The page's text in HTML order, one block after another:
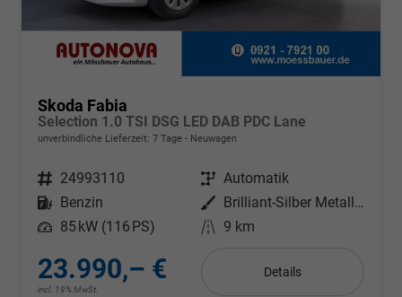
Skoda Fabia
Selection 1.0 TSI DSG LED DAB PDC Lane
unverbindliche Lieferzeit: 7 Tage Neuwagen
Fahrzeugnr. 24993110 Getriebe Automatik
Kraftstoff
Benzin Außenfarbe
Brilliant-Silber Metallic
Leistung 85 kW (116 PS) Kilometerstand 9 km
23.990,– €
incl. 19% MwSt.
Details